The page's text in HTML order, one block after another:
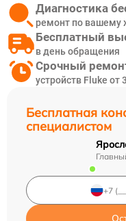
Бесплатная
специалистом
Диагностика
ремонт по вашему
Бесплатный
в день обращения
Срочный
устройств Fluke от